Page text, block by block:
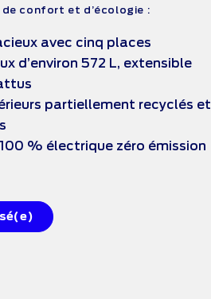
confort et d’écologie :
avec cinq places
d’environ 572 L, extensible
partiellement recyclés et
% électrique zéro émission